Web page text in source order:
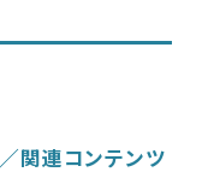
／関連コンテンツ